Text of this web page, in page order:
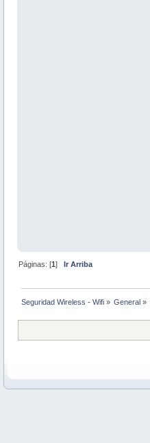
Páginas: [1]Ir Arriba
Seguridad Wireless - Wifi » General »